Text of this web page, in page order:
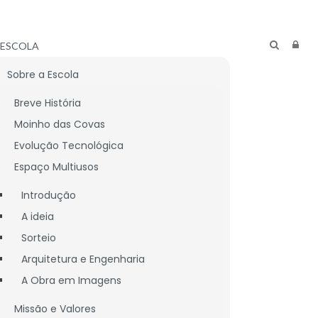
ESCOLA
Sobre a Escola
Breve História
Moinho das Covas
Evolução Tecnológica
Espaço Multiusos
Introdução
A ideia
Sorteio
Arquitetura e Engenharia
A Obra em Imagens
Missão e Valores
LIGAÇÕES ÚTEIS